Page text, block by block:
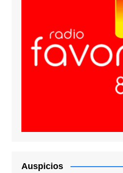
Auspicios